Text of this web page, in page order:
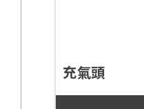
充氣頭